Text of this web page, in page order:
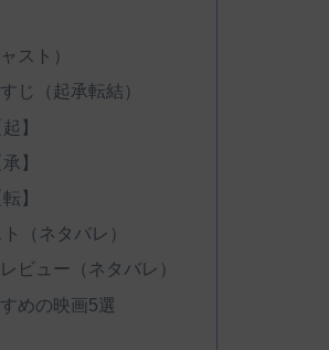
スト）
じ（起承転結）
】
】
】
（ネタバレ）
ビュー（ネタバレ）
めの映画5選